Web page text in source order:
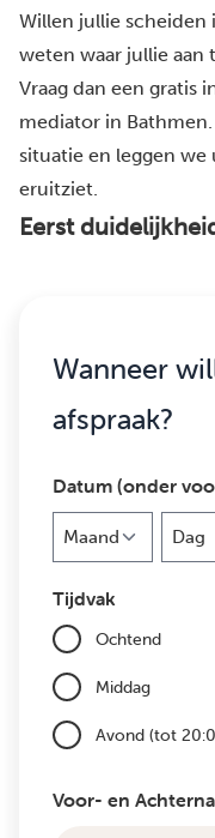
Willen jullie scheiden
weten waar jullie aan
Vraag dan een gratis
mediator in
situatie en leggen
eruitziet.
Eerst
Wanneer
afspraak?
Datum (onder
Tijdvak
Ochtend
Middag
Avond (tot
Voor- en